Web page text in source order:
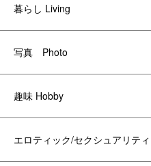
暮らし Living
写真 Photo
趣味 Hobby
エロティック/セクシュアリテ